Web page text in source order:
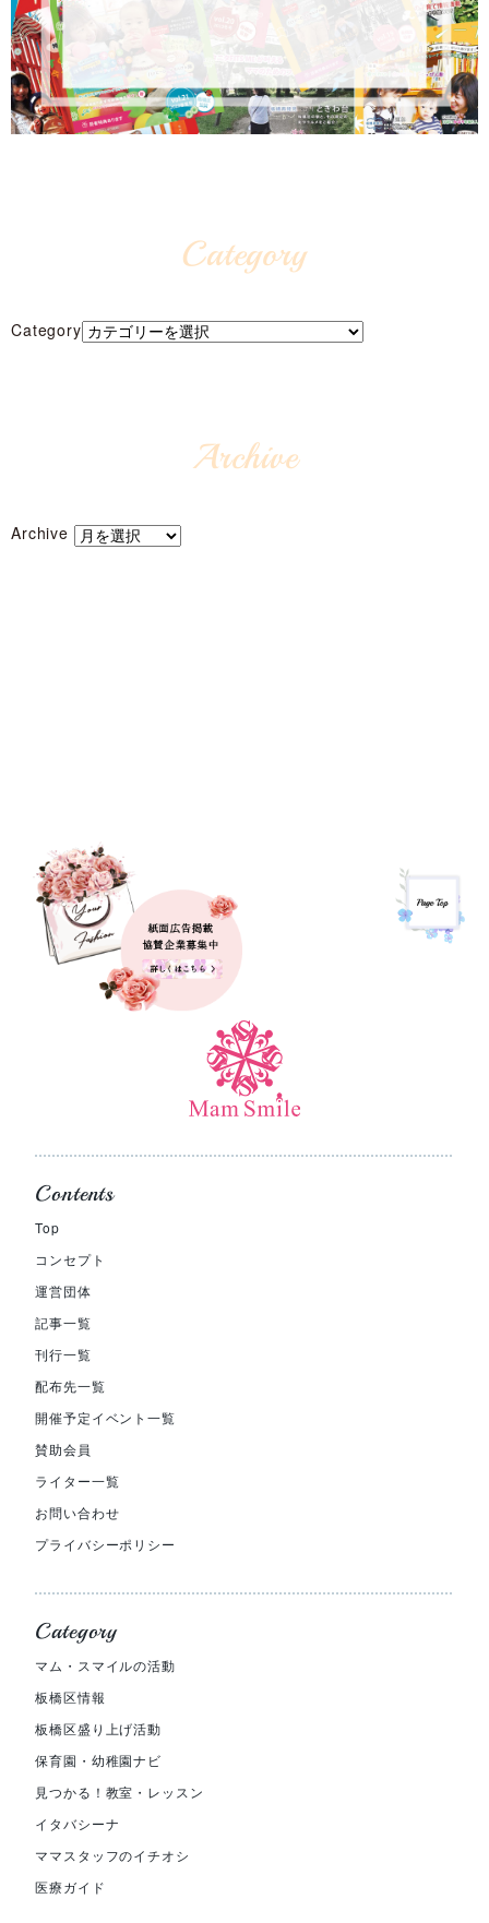
Category
Category
Archive
Archive
Contents
Top
コンセプト
運営団体
記事一覧
刊行一覧
配布先一覧
開催予定イベント一覧
賛助会員
ライター一覧
お問い合わせ
プライバシーポリシー
Category
マム・スマイルの活動
板橋区情報
板橋区盛り上げ活動
保育園・幼稚園ナビ
見つかる！教室・レッスン
イタバシーナ
ママスタッフのイチオシ
医療ガイド